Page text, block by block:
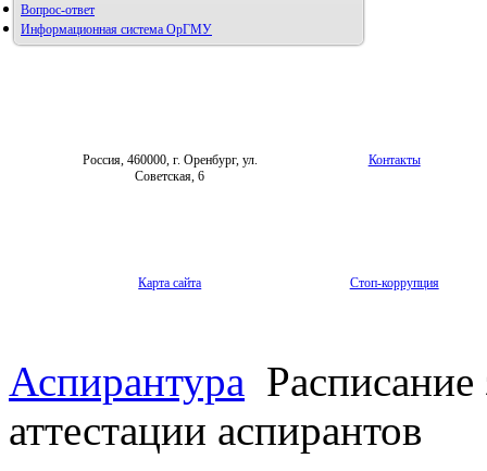
Вопрос-ответ
Информационная система ОрГМУ
Россия, 460000, г. Оренбург, ул.
Советская, 6
Контакты
Карта сайта Стоп-коррупция
Аспирантура
аттестации аспирантов